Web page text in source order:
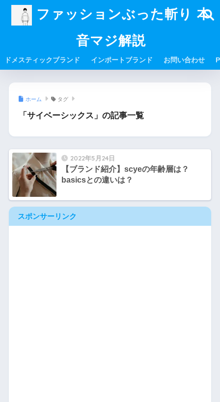
ファッションぶった斬り 本
音マジ解説
ドメスティックブランド インポートブランド お問い合わせ
ホーム タグ
「サイベーシックス」の記事一覧
2022年5月24日
【ブランド紹介】scyeの年齢層は？
basicsとの違いは？
スポンサーリンク